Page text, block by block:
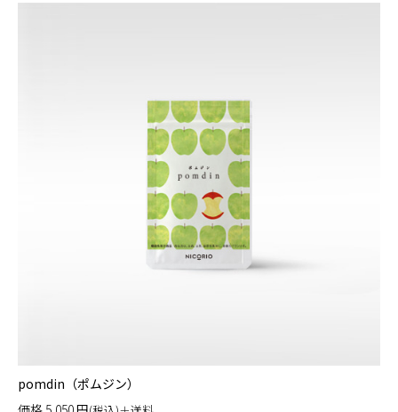
pomdin（ポムジン）